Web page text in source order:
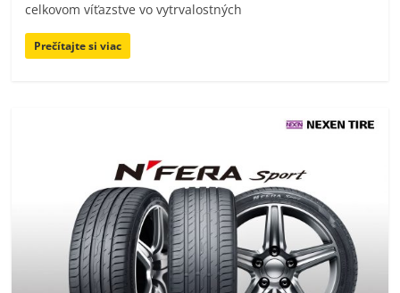
celkovom víťazstve vo vytrvalostných
Prečítajte si viac